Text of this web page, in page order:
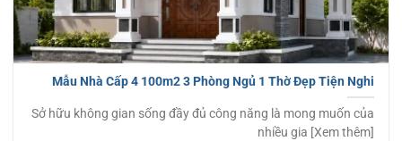
Mẫu Nhà Cấp 4 100m2 3 Phòng Ngủ 1 Thờ Đẹp Tiện Nghi
Sở hữu không gian sống đầy đủ công năng là mong muốn của
nhiều gia [Xem thêm]